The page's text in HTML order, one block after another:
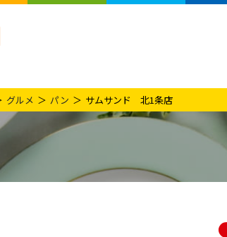
グルメ パン サムサンド 北1条店